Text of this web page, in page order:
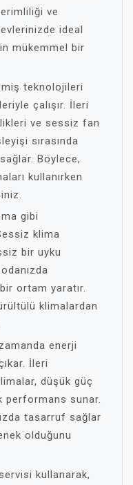
ve
ideal
mükemmel bir
teknolojileri
çalışır. İleri
ve sessiz fan
sırasında
Böylece,
kullanırken
gibi
klima
bir uyku
ortam yaratır.
klimalardan
enerji
İleri
düşük güç
performans sunar.
tasarruf sağlar
olduğunu
kullanarak,